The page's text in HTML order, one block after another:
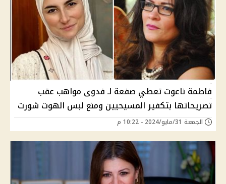
فاطمة ناعوت تعطي صفعة لـ فدوى مواهب عقب
تصريحاتها بتكفير المسيحيين ومنع لبس الهوت شورت
الجمعة 31/مايو/2024 - 10:22 م